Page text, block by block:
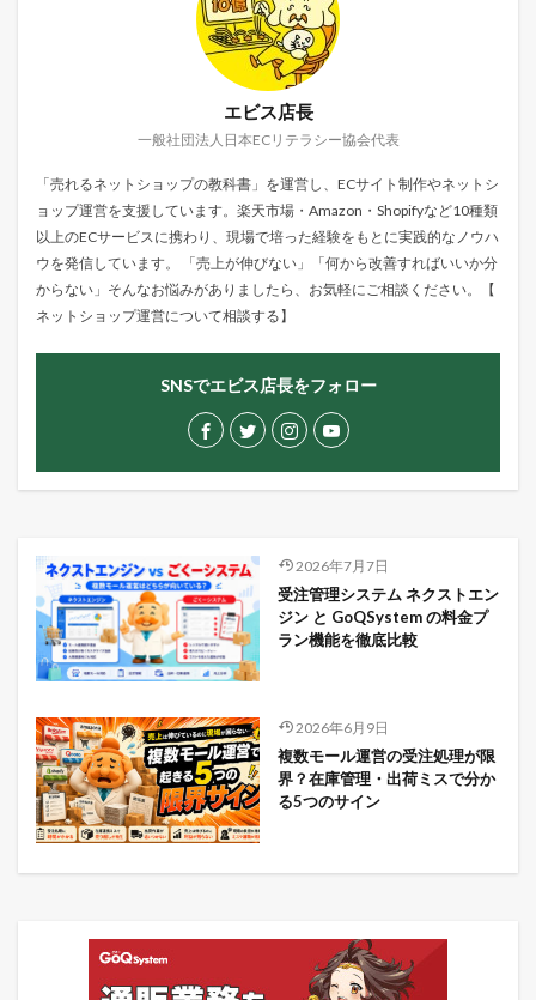
エビス店長
一般社団法人日本ECリテラシー協会代表
「売れるネットショップの教科書」を運営し、ECサイト制作やネットシ
ョップ運営を支援しています。楽天市場・Amazon・Shopifyなど10種類
以上のECサービスに携わり、現場で培った経験をもとに実践的なノウハ
ウを発信しています。 「売上が伸びない」「何から改善すればいいか分
からない」そんなお悩みがありましたら、お気軽にご相談ください。【
ネットショップ運営について相談する】
SNSでエビス店長をフォロー
2026年7月7日
受注管理システム ネクストエン
ジン と GoQSystem の料金プ
ラン機能を徹底比較
2026年6月9日
複数モール運営の受注処理が限
界？在庫管理・出荷ミスで分か
る5つのサイン